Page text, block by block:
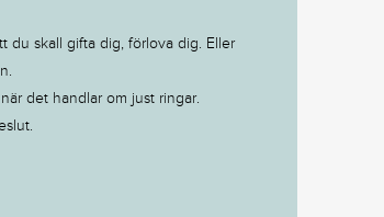
du skall gifta dig, förlova dig. Eller
det handlar om just ringar.